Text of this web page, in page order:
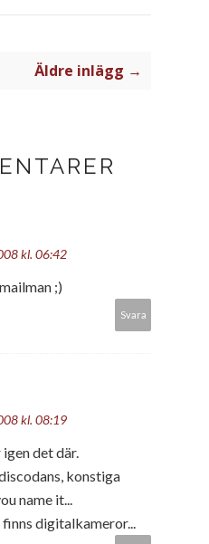
Äldre inlägg →
kl. 06:42
;)
Svara
kl. 08:19
igen det där.
konstiga
name it...
digitalkameror...